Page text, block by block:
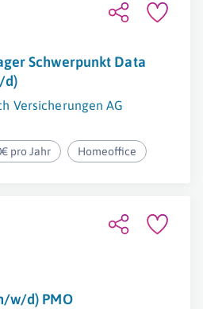
Schwerpunkt Data
d)
Versicherungen AG
pro Jahr Homeoffice
w/d) PMO